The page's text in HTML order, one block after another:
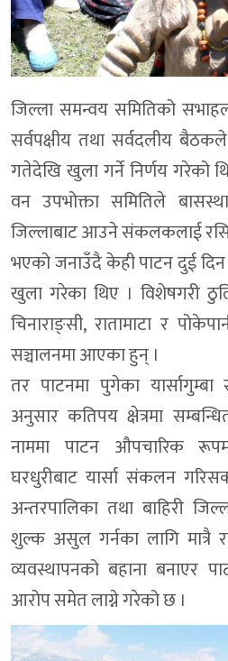
जिल्ला समन्वय समितिको
सर्वपक्षीय तथा सर्वदलीय
गतेदेखि खुला गर्ने निर्णय गरेको
वन उपभोक्ता समितिले
जिल्लाबाट आउने संकलकलाई
भएको जनाउँदै केही पाटन दुई दिन
खुला गरेका थिए । विशेषगरी
चिनाराङ्सी, रातामाटा र
सञ्चालनमा आएका हुन् ।
तर पाटनमा पुगेका
अनुसार कतिपय क्षेत्रमा
नाममा पाटन औपचारिक
घरधुरीबाट यार्सा संकलन
अन्तरपालिका तथा बाहिरी
शुल्क असुल गर्नका लागि मात्रै
व्यवस्थापनको बहाना बनाएर
आरोप समेत लाग्ने गरेको छ ।